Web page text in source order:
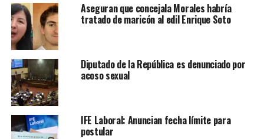
Aseguran que concejala Morales habría
tratado de maricón al edil Enrique Soto
Diputado de la República es denunciado por
acoso sexual
IFE Laboral: Anuncian fecha límite para
postular